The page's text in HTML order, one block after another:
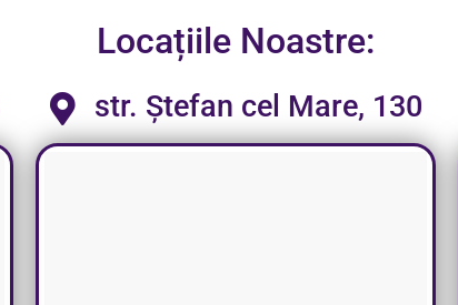
Locațiile Noastre:
str. Ștefan cel Mare, 130